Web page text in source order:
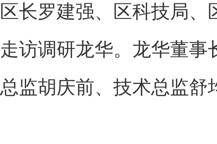
区长罗建强、区科技局
走访调研龙华。龙华董
总监胡庆前、技术总监舒